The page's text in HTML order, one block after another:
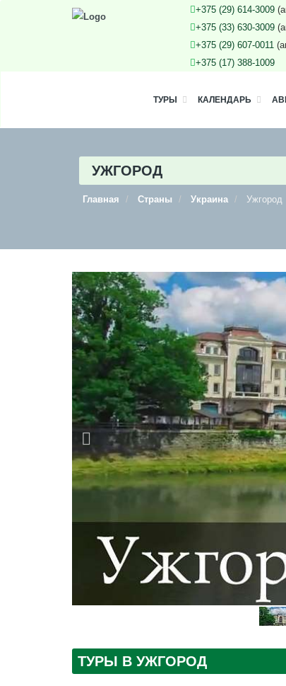
+375 (29) 614-3009
+375 (33) 630-3009
+375 (29) 607-0011
+375 (17) 388-1009
ТУРЫ КАЛЕНДАРЬ
УЖГОРОД
Главная Страны Украина Ужгород
ТУРЫ В УЖГОРОД